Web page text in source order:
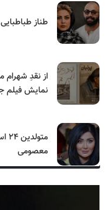
طناز
از نقدِ شهرام
نمایش فیلم
معصومی